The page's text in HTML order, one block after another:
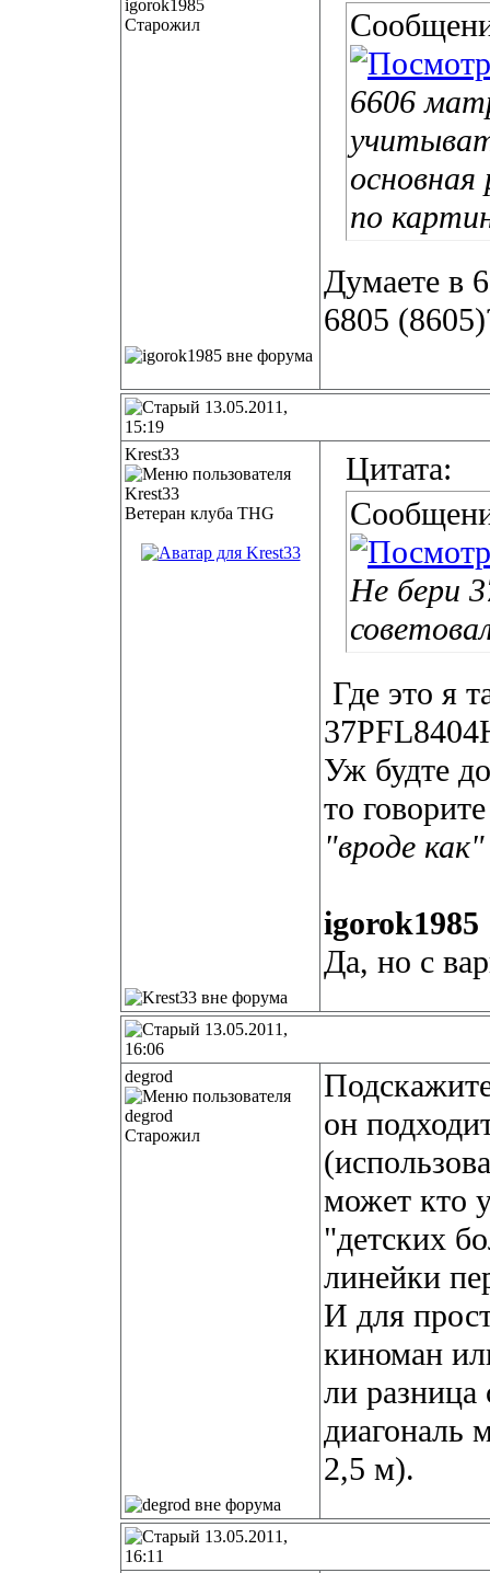
Старожил
6606
основная
по
Думаете в
6805
13.05.2011,
15:19
Krest33
Ветеран клуба THG
Цитата:
Не бери
Где это я
Уж будте
то
"вроде как"
igorok1985
Да, но с
13.05.2011,
16:06
degrod
Старожил
он
может кто
"детских
линейки
И для
киноман
ли
диагональ
2,5 м).
13.05.2011,
16:11